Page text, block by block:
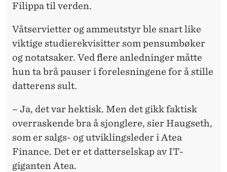
Filippa til verden.
Våtservietter og ammeutstyr ble snart like
viktige studierekvisitter som pensumbøker
og notatsaker. Ved flere anledninger måtte
hun ta brå pauser i forelesningene for å stille
datterens sult.
– Ja, det var hektisk. Men det gikk faktisk
overraskende bra å sjonglere, sier Haugseth,
som er salgs- og utviklingsleder i Atea
Finance. Det er et datterselskap av IT-
giganten Atea.